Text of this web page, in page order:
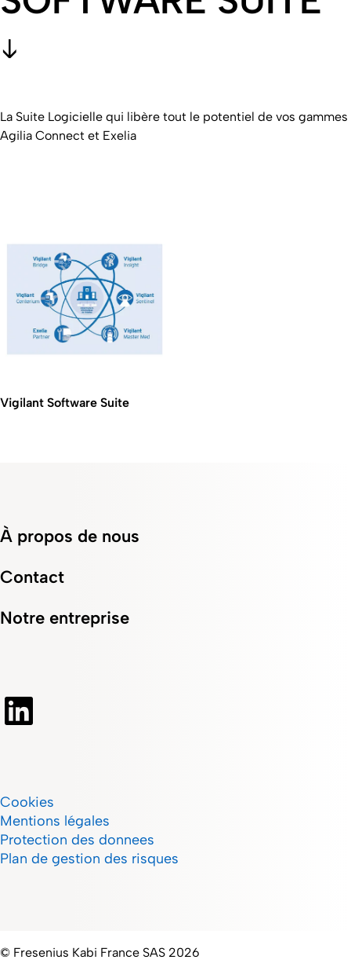
La Suite Logicielle qui libère tout le potentiel de vos gammes
Agilia Connect et Exelia
Vigilant Software Suite
À propos de nous
Contact
Notre entreprise
Cookies
Mentions légales
Protection des donnees
Plan de gestion des risques
© Fresenius Kabi France SAS 2026